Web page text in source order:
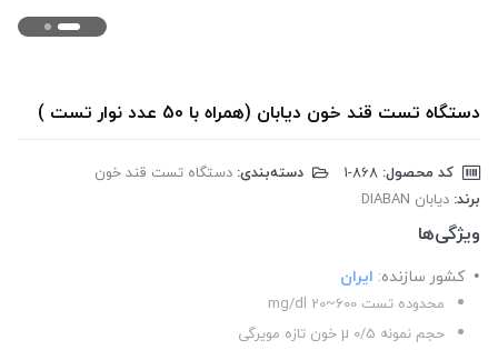
دستگاه تست قند خون دیابان (همراه با 50 عدد نوار تست )
کد محصول: دسته‌بندی: دستگاه تست قند خون
برند: دیابان DIABAN
ویژگی‌ها
کشور سازنده: ایران
محدوده تست 600~20 mg/dl
حجم نمونه µ 0/5 خون تازه مویرگی